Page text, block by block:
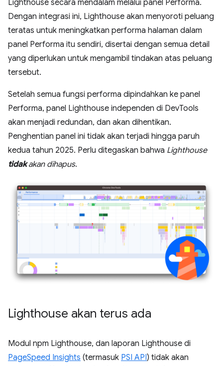
Lighthouse secara mendalam melalui panel Performa.
Dengan integrasi ini, Lighthouse akan menyoroti peluang
teratas untuk meningkatkan performa halaman dalam
panel Performa itu sendiri, disertai dengan semua detail
yang diperlukan untuk mengambil tindakan atas peluang
tersebut.
Setelah semua fungsi performa dipindahkan ke panel
Performa, panel Lighthouse independen di DevTools
akan menjadi redundan, dan akan dihentikan.
Penghentian panel ini tidak akan terjadi hingga paruh
kedua tahun 2025. Perlu ditegaskan bahwa Lighthouse
tidakakan dihapus.
Lighthouse akan terus ada
Modul npm Lighthouse, dan laporan Lighthouse di
PageSpeed Insights (termasuk PSI API) tidak akan